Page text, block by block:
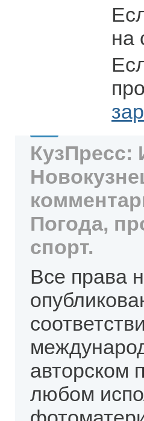
на
КузПресс:
Погода,
спорт.
Все права
авторском
любом